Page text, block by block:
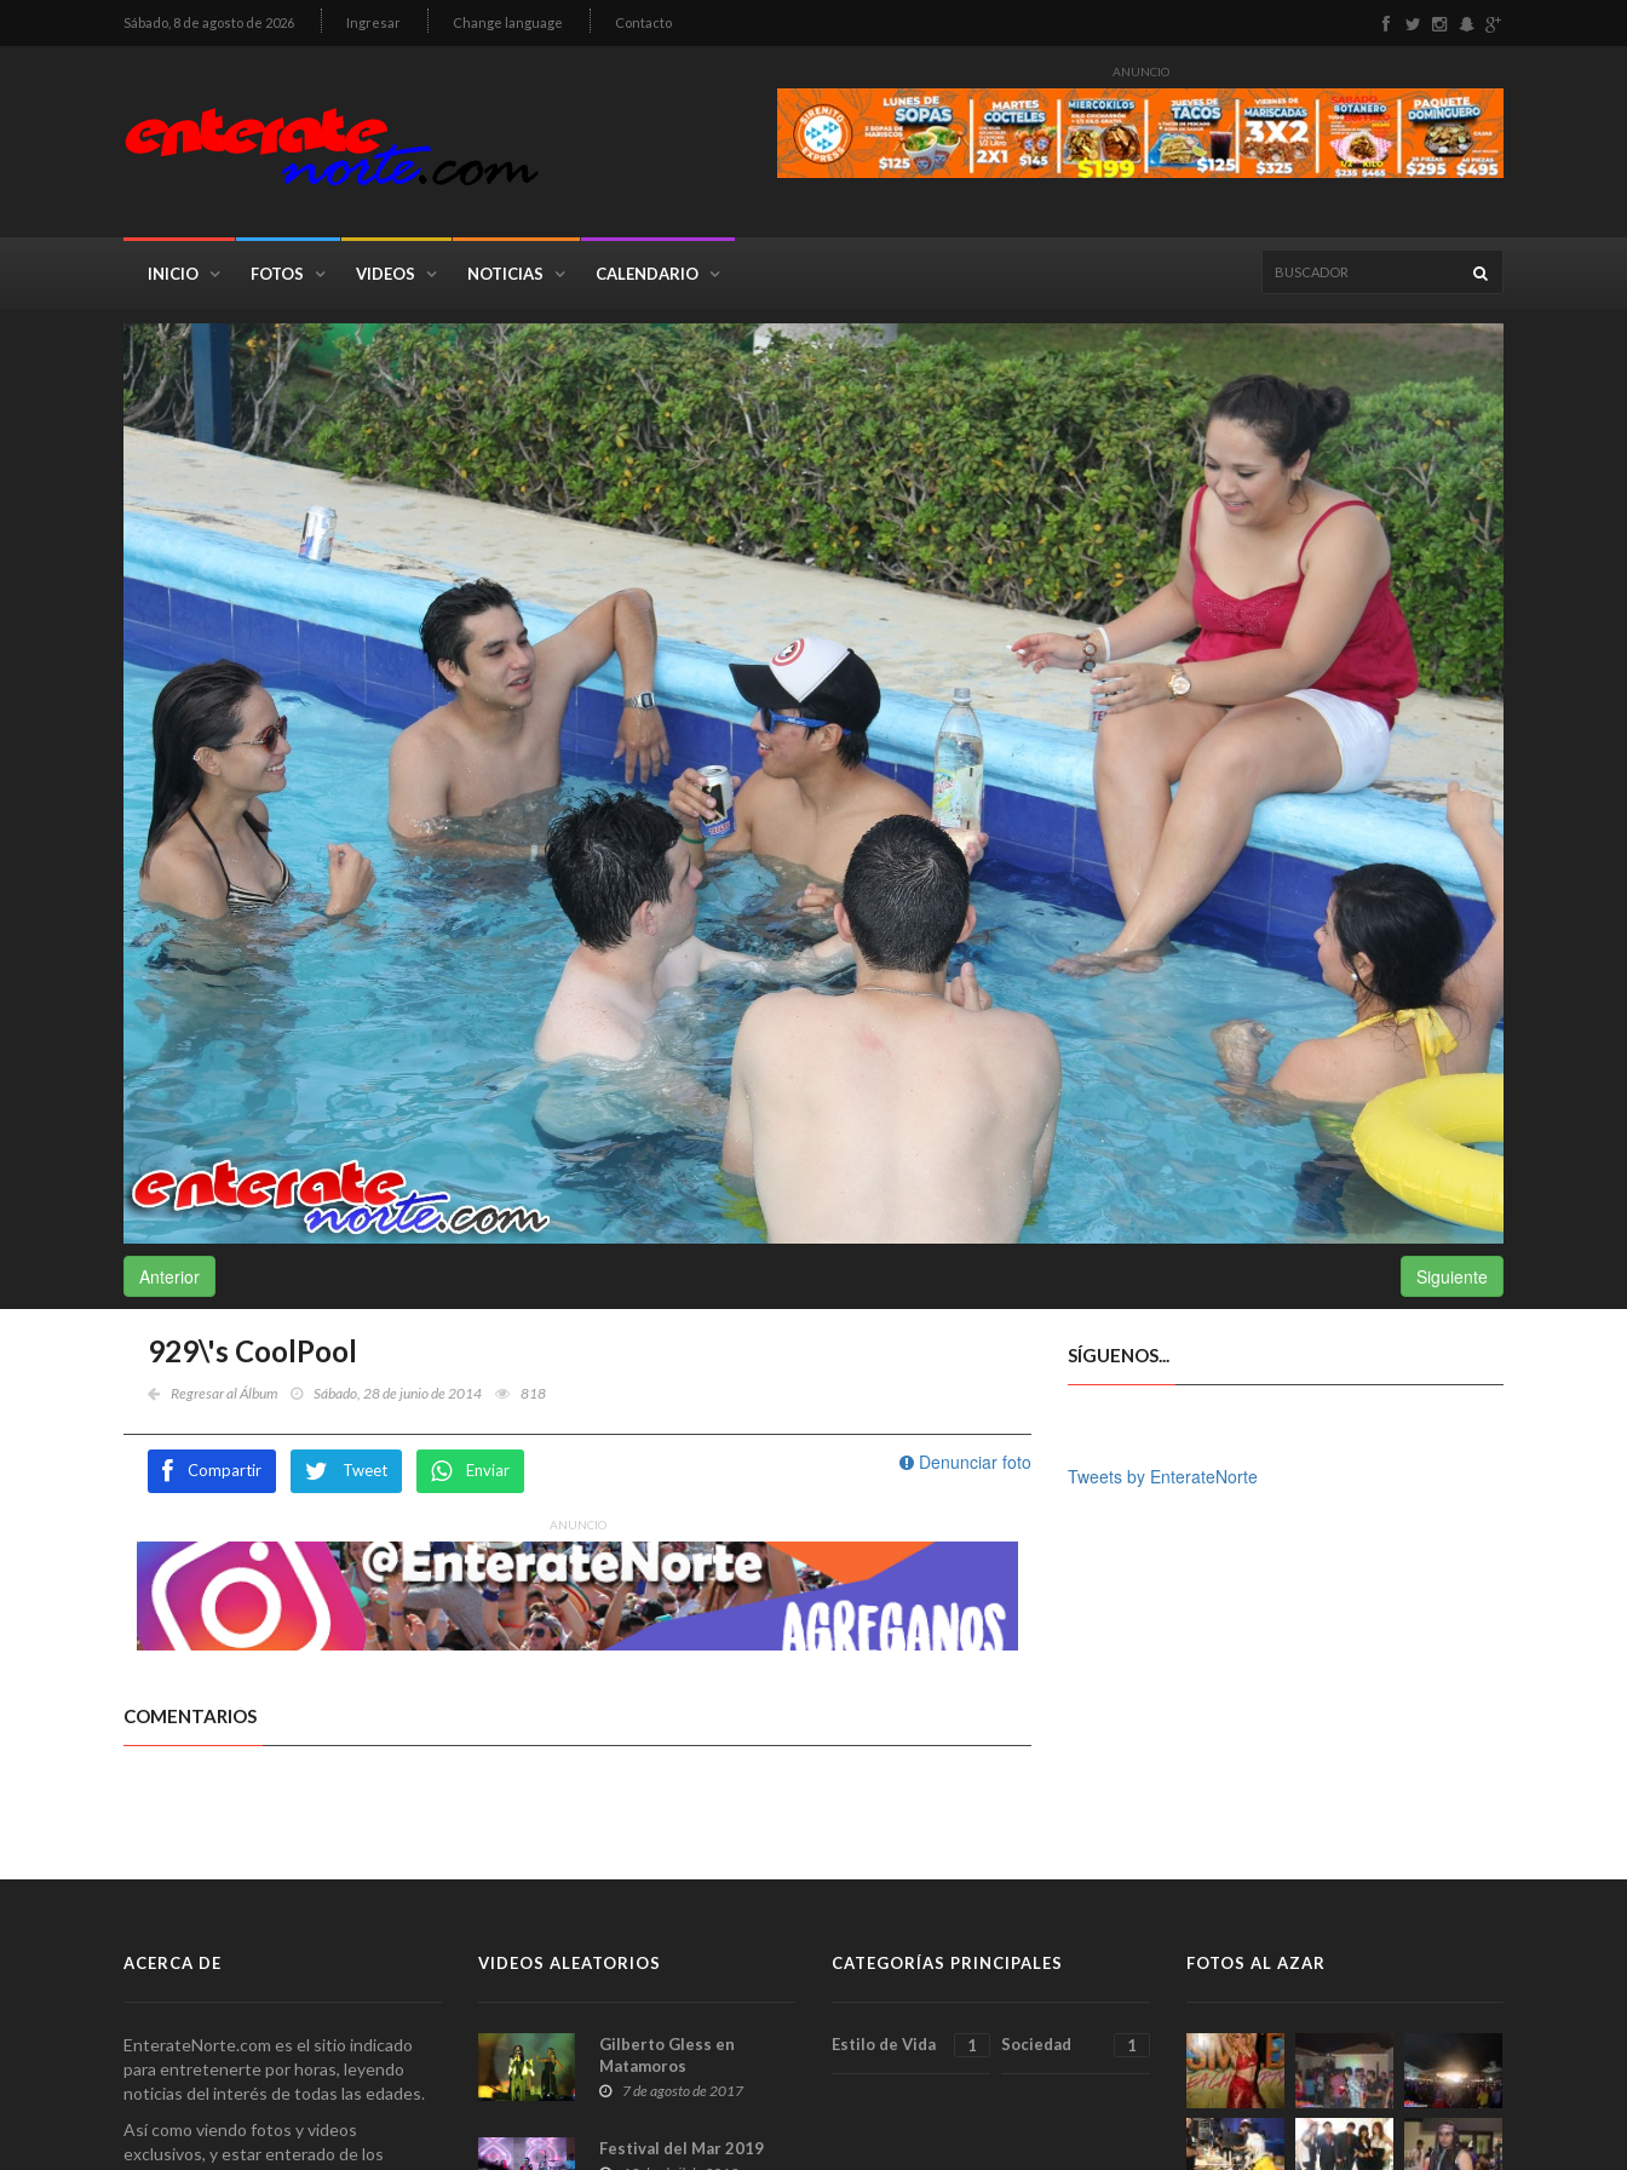
Sábado, 8 de agosto de 2026 Ingresar Change language Contacto
ANUNCIO
INICIO FOTOS VIDEOS NOTICIAS CALENDARIO
Anterior Siguiente
929\'s CoolPool
Regresar al Álbum Sábado, 28 de junio de 2014 818
Denunciar foto
Compartir Tweet Enviar
ANUNCIO
COMENTARIOS
SÍGUENOS...
Tweets by EnterateNorte
ACERCA DE
EnterateNorte.com es el sitio indicado
para entretenerte por horas, leyendo
noticias del interés de todas las edades.
Así como viendo fotos y videos
exclusivos, y estar enterado de los
VIDEOS ALEATORIOS
Gilberto Gless en
Matamoros
7 de agosto de 2017
Festival del Mar 2019
CATEGORÍAS PRINCIPALES
Estilo de Vida 1 Sociedad 1
FOTOS AL AZAR